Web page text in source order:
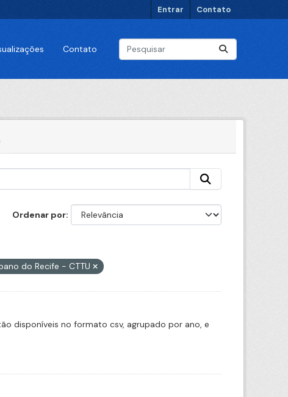
Entrar Contato
Contato
Ordenar por
do Recife - CTTU
disponíveis no formato csv, agrupado por ano, e